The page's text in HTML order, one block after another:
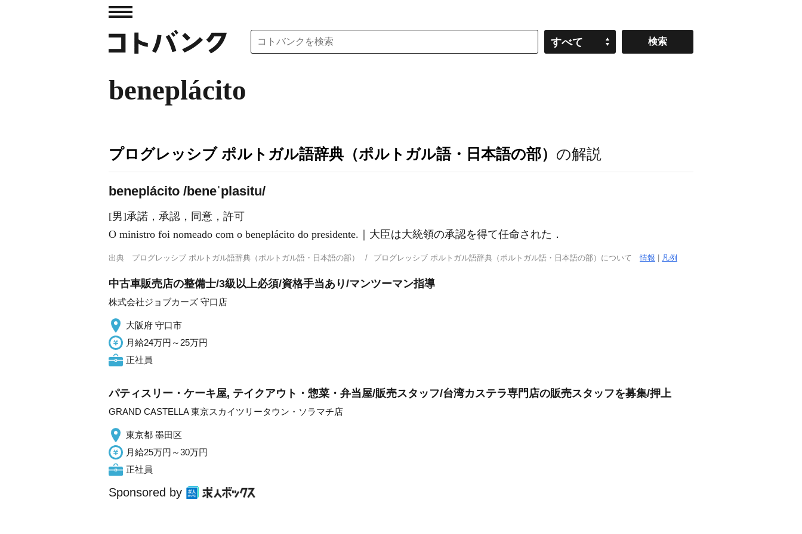
すべて
beneplácito
プログレッシブ ポルトガル語辞典（ポルトガル語・日本語の部） の解説
beneplácito /beneˈplasitu/
[男]承諾，承認，同意，許可
O ministro foi nomeado com o beneplácito do presidente.｜大臣は大統領の承認を得て任命された．
出典 プログレッシブ ポルトガル語辞典（ポルトガル語・日本語の部） プログレッシブ ポルトガル語辞典（ポルトガル語・日本語の部）について情報 凡例
中古車販売店の整備士/3級以上必須/資格手当あり/マンツーマン指導
株式会社ジョブカーズ 守口店
大阪府 守口市
月給24万円～25万円
正社員
パティスリー・ケーキ屋, テイクアウト・惣菜・弁当屋/販売スタッフ/台湾カステラ専門店の販売スタッフを募集/押上
GRAND CASTELLA 東京スカイツリータウン・ソラマチ店
東京都 墨田区
月給25万円～30万円
正社員
Sponsored by